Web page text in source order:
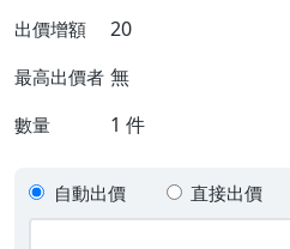
出價增額 20
最高出價者 無
數量 1 件
自動出價 直接出價